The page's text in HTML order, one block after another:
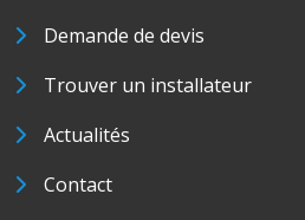
Demande de devis
Trouver un installateur
Actualités
Contact